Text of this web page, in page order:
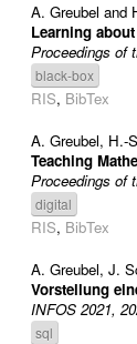
A. Greubel and
Learning
Proceedings of
black-box
RIS, BibTex
A. Greubel, H.-
Teaching
Proceedings of
digital
RIS, BibTex
A. Greubel, J.
Vorstellung
INFOS 2021,
sql